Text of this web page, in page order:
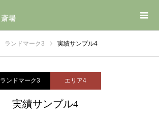
ランドマーク3 実績サンプル4
ランドマーク3 エリア4
実績サンプル4